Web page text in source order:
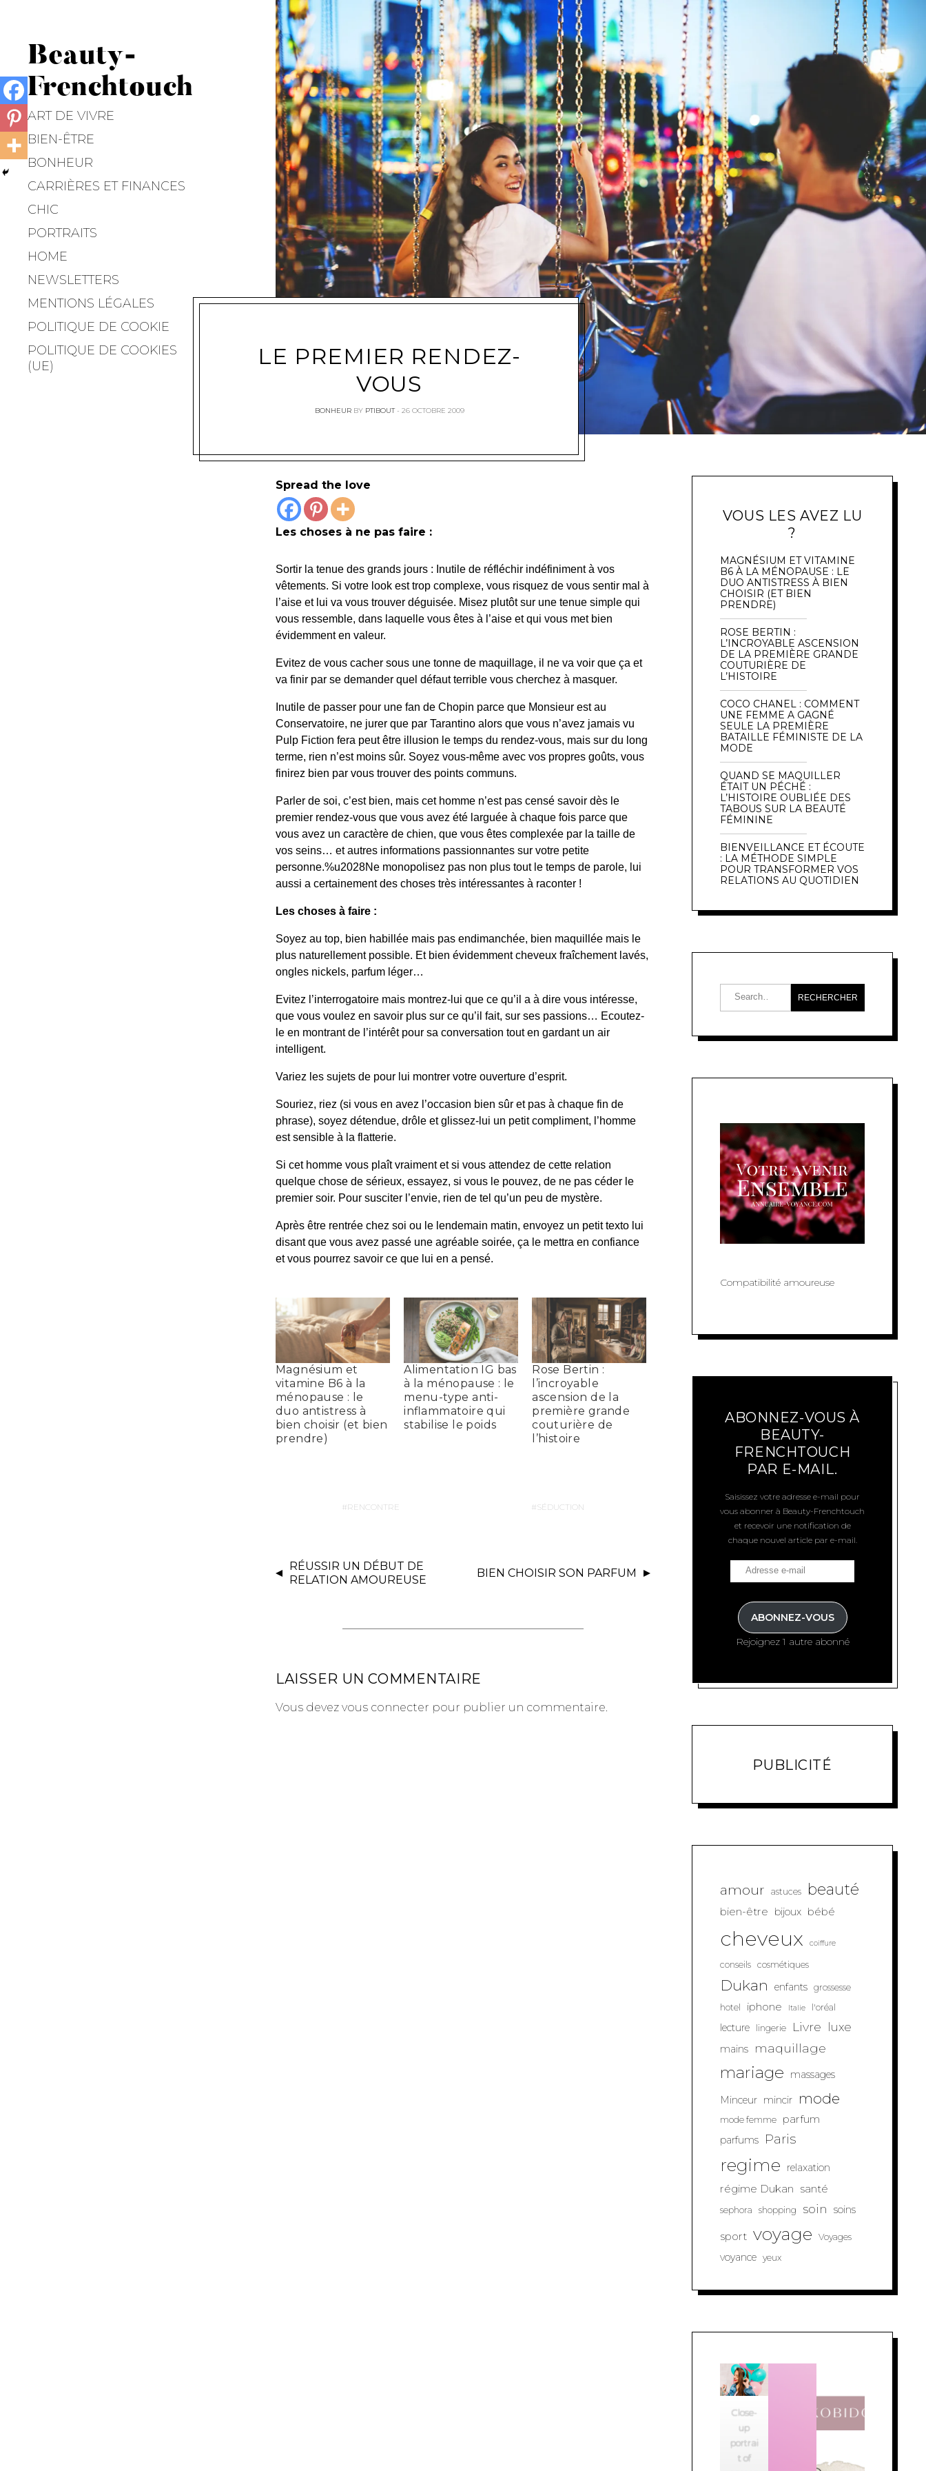
Beauty-
Frenchtouch
ART DE VIVRE
BIEN-ÊTRE
BONHEUR
CARRIÈRES ET FINANCES
CHIC
PORTRAITS
HOME
NEWSLETTERS
MENTIONS LÉGALES
POLITIQUE DE COOKIE
POLITIQUE DE COOKIES
(UE)
LE PREMIER RENDEZ-
VOUS
BONHEUR BY PTIBOUT 26 OCTOBRE 2009
Spread the love
Les choses à ne pas faire :
Sortir la tenue des grands jours : Inutile de réfléchir indéfiniment à vos
vêtements. Si votre look est trop complexe, vous risquez de vous sentir mal à
l’aise et lui va vous trouver déguisée. Misez plutôt sur une tenue simple qui
vous ressemble, dans laquelle vous êtes à l’aise et qui vous met bien
évidemment en valeur.
Evitez de vous cacher sous une tonne de maquillage, il ne va voir que ça et
va finir par se demander quel défaut terrible vous cherchez à masquer.
Inutile de passer pour une fan de Chopin parce que Monsieur est au
Conservatoire, ne jurer que par Tarantino alors que vous n’avez jamais vu
Pulp Fiction fera peut être illusion le temps du rendez-vous, mais sur du long
terme, rien n’est moins sûr. Soyez vous-même avec vos propres goûts, vous
finirez bien par vous trouver des points communs.
Parler de soi, c’est bien, mais cet homme n’est pas censé savoir dès le
premier rendez-vous que vous avez été larguée à chaque fois parce que
vous avez un caractère de chien, que vous êtes complexée par la taille de
vos seins… et autres informations passionnantes sur votre petite
personne.%u2028Ne monopolisez pas non plus tout le temps de parole, lui
aussi a certainement des choses très intéressantes à raconter !
Les choses à faire :
Soyez au top, bien habillée mais pas endimanchée, bien maquillée mais le
plus naturellement possible. Et bien évidemment cheveux fraîchement lavés,
ongles nickels, parfum léger…
Evitez l’interrogatoire mais montrez-lui que ce qu’il a à dire vous intéresse,
que vous voulez en savoir plus sur ce qu’il fait, sur ses passions… Ecoutez-
le en montrant de l’intérêt pour sa conversation tout en gardant un air
intelligent.
Variez les sujets de pour lui montrer votre ouverture d’esprit.
Souriez, riez (si vous en avez l’occasion bien sûr et pas à chaque fin de
phrase), soyez détendue, drôle et glissez-lui un petit compliment, l’homme
est sensible à la flatterie.
Si cet homme vous plaît vraiment et si vous attendez de cette relation
quelque chose de sérieux, essayez, si vous le pouvez, de ne pas céder le
premier soir. Pour susciter l’envie, rien de tel qu’un peu de mystère.
Après être rentrée chez soi ou le lendemain matin, envoyez un petit texto lui
disant que vous avez passé une agréable soirée, ça le mettra en confiance
et vous pourrez savoir ce que lui en a pensé.
Magnésium et
vitamine B6 à la
ménopause : le
duo antistress à
bien choisir (et bien
prendre)
Alimentation IG bas
à la ménopause : le
menu-type anti-
inflammatoire qui
stabilise le poids
Rose Bertin :
l’incroyable
ascension de la
première grande
couturière de
l’histoire
RENCONTRE SÉDUCTION
RÉUSSIR UN DÉBUT DE
RELATION AMOUREUSE
BIEN CHOISIR SON PARFUM
LAISSER UN COMMENTAIRE
Vous devez vous connecter pour publier un commentaire.
VOUS LES AVEZ LU
?
MAGNÉSIUM ET VITAMINE
B6 À LA MÉNOPAUSE : LE
DUO ANTISTRESS À BIEN
CHOISIR (ET BIEN
PRENDRE)
ROSE BERTIN :
L’INCROYABLE ASCENSION
DE LA PREMIÈRE GRANDE
COUTURIÈRE DE
L’HISTOIRE
COCO CHANEL : COMMENT
UNE FEMME A GAGNÉ
SEULE LA PREMIÈRE
BATAILLE FÉMINISTE DE LA
MODE
QUAND SE MAQUILLER
ÉTAIT UN PÉCHÉ :
L’HISTOIRE OUBLIÉE DES
TABOUS SUR LA BEAUTÉ
FÉMININE
BIENVEILLANCE ET ÉCOUTE
: LA MÉTHODE SIMPLE
POUR TRANSFORMER VOS
RELATIONS AU QUOTIDIEN
Compatibilité amoureuse
ABONNEZ-VOUS À
BEAUTY-
FRENCHTOUCH
PAR E-MAIL.
Saisissez votre adresse e-mail pour
vous abonner à Beauty-Frenchtouch
et recevoir une notification de
chaque nouvel article par e-mail.
ABONNEZ-VOUS
Rejoignez 1 autre abonné
PUBLICITÉ
amour astuces beauté
bien-être bijoux bébé
cheveux coiffure
conseils cosmétiques
Dukan enfants grossesse
hotel
iphone Italie l'oréal
lecture lingerie Livre luxe
mains maquillage
mariage massages
Minceur mincir mode
mode femme parfum
parfums Paris
regime relaxation
régime Dukan santé
sephora shopping soin soins
sport voyage Voyages
voyance yeux
Close-
up
portrai
t of